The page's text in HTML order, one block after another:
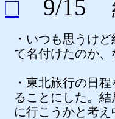
□ 9/15
・いつも思うけ
て名付けたのか
・東北旅行の日
ることにした。
に行こうかと考